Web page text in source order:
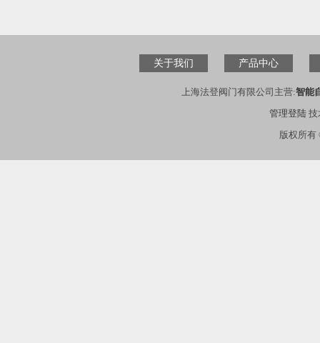
关于我们 产品中心
上海法登阀门有限公司主营:智能
管理登陆技
版权所